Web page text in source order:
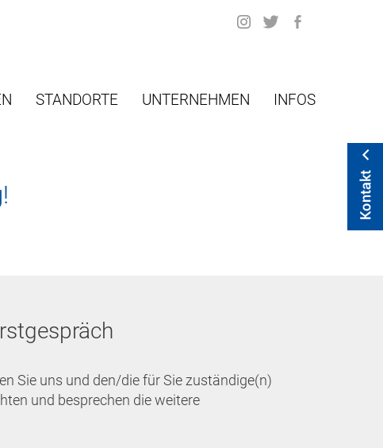
STANDORTE UNTERNEHMEN INFOS
Sie uns und den/die für Sie zuständige(n)
und besprechen die weitere